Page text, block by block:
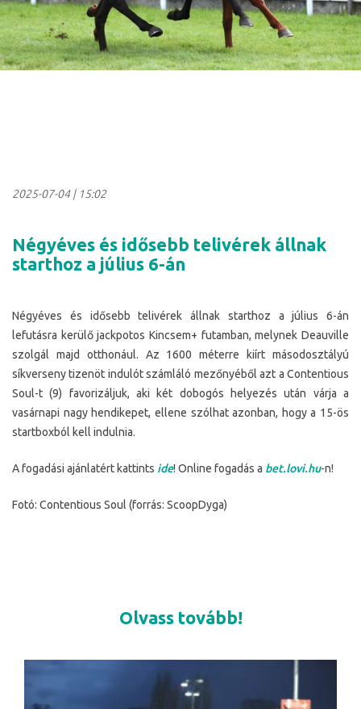
2025-07-04| 15:02
Négyéves és idősebb telivérek állnak
starthoz a július 6-án
Négyéves és idősebb telivérek állnak starthoz a július 6-án
lefutásra kerülő jackpotos Kincsem+ futamban, melynek Deauville
szolgál majd otthonául. Az 1600 méterre kiírt másodosztályú
síkverseny tizenöt indulót számláló mezőnyéből azt a Contentious
Soul-t (9) favorizáljuk, aki két dobogós helyezés után várja a
vasárnapi nagy hendikepet, ellene szólhat azonban, hogy a 15-ös
startboxból kell indulnia.
A fogadási ajánlatért kattints ide! Online fogadás a bet.lovi.hu-n!
Fotó: Contentious Soul (forrás: ScoopDyga)
Olvass tovább!